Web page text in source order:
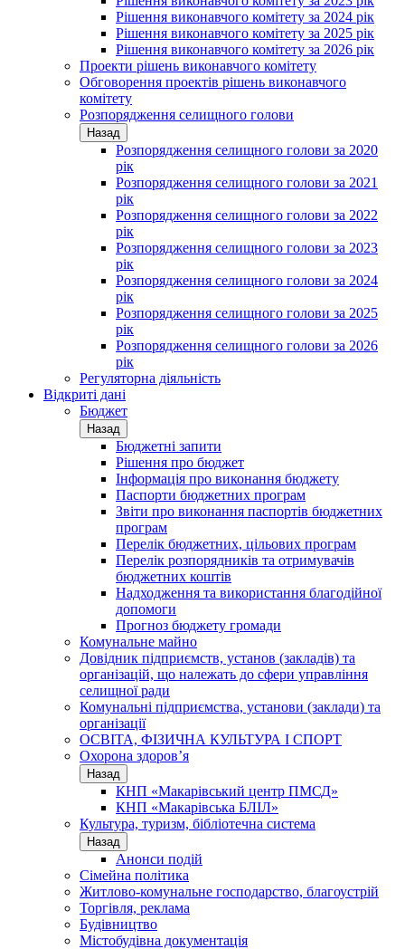
Рішення виконавчого комітету за 2024 рік
Рішення виконавчого комітету за 2025 рік
Рішення виконавчого комітету за 2026 рік
Проекти рішень виконавчого комітету
Обговорення проектів рішень виконавчого
комітету
Розпорядження селищного голови
Назад
Розпорядження селищного голови за 2020
рік
Розпорядження селищного голови за 2021
рік
Розпорядження селищного голови за 2022
рік
Розпорядження селищного голови за 2023
рік
Розпорядження селищного голови за 2024
рік
Розпорядження селищного голови за 2025
рік
Розпорядження селищного голови за 2026
рік
Регуляторна діяльність
Відкриті дані
Бюджет
Назад
Бюджетні запити
Рішення про бюджет
Інформація про виконання бюджету
Паспорти бюджетних програм
Звіти про виконання паспортів бюджетних
програм
Перелік бюджетних, цільових програм
Перелік розпорядників та отримувачів
бюджетних коштів
Надходження та використання благодійної
допомоги
Прогноз бюджету громади
Комунальне майно
Довідник підприємств, установ (закладів) та
організацій, що належать до сфери управління
селищної ради
Комунальні підприємства, установи (заклади) та
організації
ОСВІТА, ФІЗИЧНА КУЛЬТУРА І СПОРТ
Охорона здоров’я
Назад
КНП «Макарівський центр ПМСД»
КНП «Макарівська БЛІЛ»
Культура, туризм, бібліотечна система
Назад
Анонси подій
Сімейна політика
Житлово-комунальне господарство, благоустрій
Торгівля, реклама
Будівництво
Містобудівна документація